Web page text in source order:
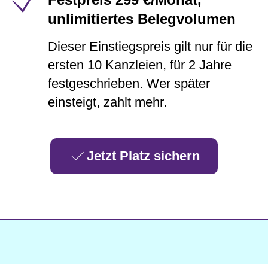
unlimitiertes Belegvolumen
Dieser Einstiegspreis gilt nur für die
ersten 10 Kanzleien, für 2 Jahre
festgeschrieben. Wer später
einsteigt, zahlt mehr.
Jetzt Platz sichern